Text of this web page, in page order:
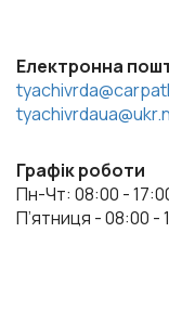
Електронна
Графік роботи
Пн-Чт: 08:00 -
П’ятниця - 08:00 -